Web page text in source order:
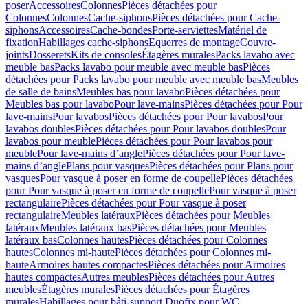
poserAccessoiresColonnesPièces détachées pour
ColonnesColonnesCache-siphonsPièces détachées pour Cache-
siphonsAccessoiresCache-bondesPorte-serviettesMatériel de
fixationHabillages cache-siphonsEquerres de montageCouvre-
jointsDosseretsKits de consolesÉtagères muralesPacks lavabo avec
meuble basPacks lavabo pour meuble avec meuble basPièces
détachées pour Packs lavabo pour meuble avec meuble basMeubles
de salle de bainsMeubles bas pour lavaboPièces détachées pour
Meubles bas pour lavaboPour lave-mainsPièces détachées pour Pour
lave-mainsPour lavabosPièces détachées pour Pour lavabosPour
lavabos doublesPièces détachées pour Pour lavabos doublesPour
lavabos pour meublePièces détachées pour Pour lavabos pour
meublePour lave-mains d’anglePièces détachées pour Pour lave-
mains d’anglePlans pour vasquesPièces détachées pour Plans pour
vasquesPour vasque à poser en forme de coupellePièces détachées
pour Pour vasque à poser en forme de coupellePour vasque à poser
rectangulairePièces détachées pour Pour vasque à poser
rectangulaireMeubles latérauxPièces détachées pour Meubles
latérauxMeubles latéraux basPièces détachées pour Meubles
latéraux basColonnes hautesPièces détachées pour Colonnes
hautesColonnes mi-hautePièces détachées pour Colonnes mi-
hauteArmoires hautes compactesPièces détachées pour Armoires
hautes compactesAutres meublesPièces détachées pour Autres
meublesÉtagères muralesPièces détachées pour Étagères
muralesHabillages pour bâti-support Duofix pour WC